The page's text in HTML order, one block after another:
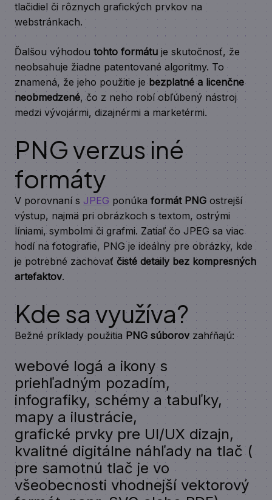
tlačidiel či rôznych grafických prvkov na
webstránkach.
Ďalšou výhodou tohto formátu je skutočnosť, že
neobsahuje žiadne patentované algoritmy. To
znamená, že jeho použitie je bezplatné a licenčne
neobmedzené, čo z neho robí obľúbený nástroj
medzi vývojármi, dizajnérmi a marketérmi.
PNG verzus iné
formáty
V porovnaní s JPEG ponúka formát PNGostrejší
výstup, najmä pri obrázkoch s textom, ostrými
líniami, symbolmi či grafmi. Zatiaľ čo JPEG sa viac
hodí na fotografie, PNG je ideálny pre obrázky, kde
je potrebné zachovaťčisté detaily bez kompresných
artefaktov.
Kde sa využíva?
Bežné príklady použitia PNG súborov zahŕňajú:
webové logá a ikony s
priehľadným pozadím,
infografiky, schémy a tabuľky,
mapy a ilustrácie,
grafické prvky pre UI/UX dizajn,
kvalitné digitálne náhľady na tlač (
pre samotnú tlač je vo
všeobecnosti vhodnejší vektorový